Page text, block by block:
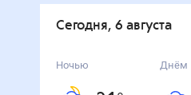
Сегодня
6 августа
23°
Сегодня, 6 августа
Ночью Днём